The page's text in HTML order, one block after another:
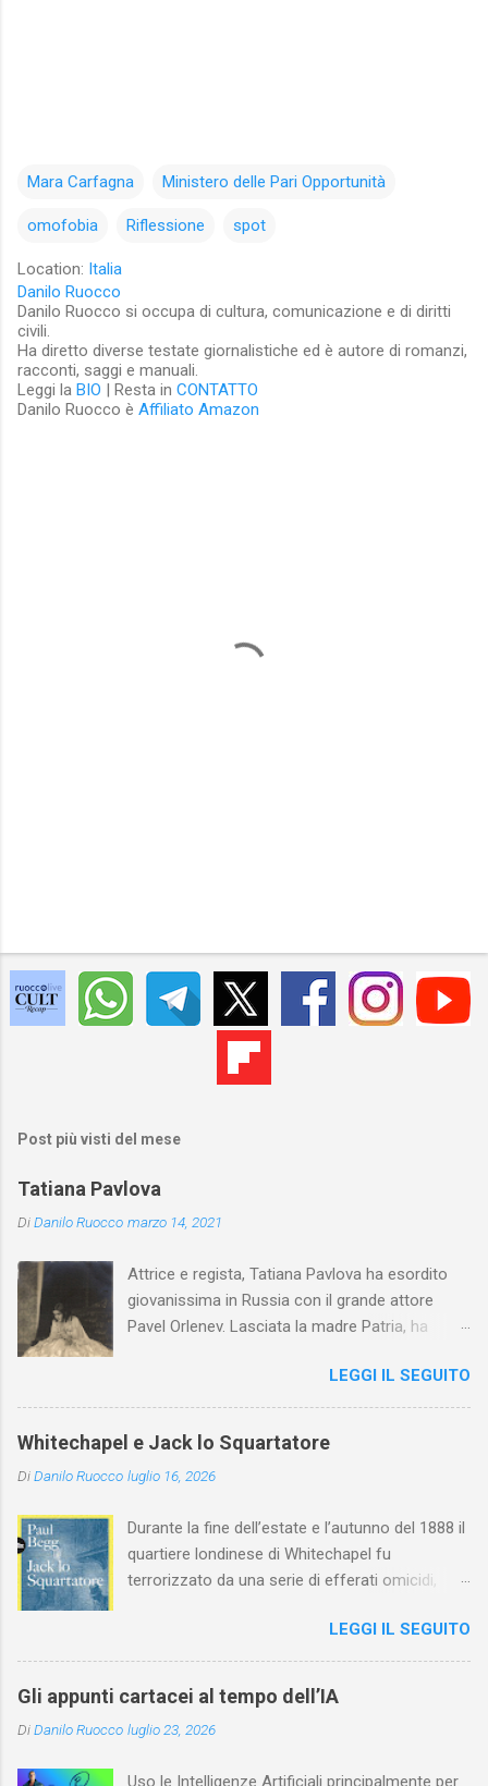
Mara Carfagna Ministero delle Pari Opportunità
omofobia Riflessione spot
Location: Italia
Danilo Ruocco
Danilo Ruocco si occupa di cultura, comunicazione e di diritti
civili.
Ha diretto diverse testate giornalistiche ed è autore di romanzi,
racconti, saggi e manuali.
Leggi la BIO | Resta in CONTATTO
Danilo Ruocco è Affiliato Amazon
Post più visti del mese
Tatiana Pavlova
DiDanilo Ruocco marzo 14, 2021
Attrice e regista, Tatiana Pavlova ha esordito
giovanissima in Russia con il grande attore
Pavel Orlenev. Lasciata la madre Patria, ha
l'arte della Pavlova ha raggiunto la piena
maturità ed è stata in grado di rinnovare
profondamente l'attardato mondo teatrale
LEGGI IL SEGUITO
Whitechapel e Jack lo Squartatore
DiDanilo Ruocco luglio 16, 2026
Durante la fine dell’estate e l’autunno del 1888 il
quartiere londinese di Whitechapel fu
terrorizzato da una serie di efferati omicidi,
assassino ribattezzato Jack lo Squartatore la
cui identità, tutt’oggi, resta ignota. Paul Begg in
Jack lo Squartatore: la vera storia , edito da
Utet, ricostruisce non solo i cinque omicidi
“canonicamente” addebitati a Jack lo
LEGGI IL SEGUITO
Gli appunti cartacei al tempo dell’IA
DiDanilo Ruocco luglio 23, 2026